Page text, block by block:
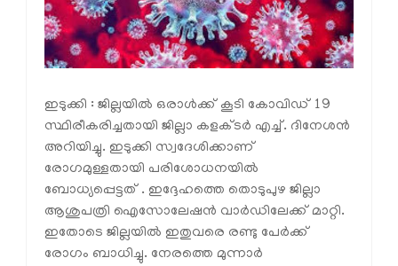
ഇടുക്കി : ജില്ലയില്‍ ഒരാള്‍ക്ക് കൂടി കോവിഡ് 19
സ്ഥിരീകരിച്ചതായി ജില്ലാ കളക്ടര്‍ എച്ച്. ദിനേശന്‍
അറിയിച്ചു. ഇടുക്കി സ്വദേശിക്കാണ്
രോഗമുള്ളതായി പരിശോധനയില്‍
ബോധ്യപ്പെട്ടത് . ഇദ്ദേഹത്തെ തൊടുപുഴ ജില്ലാ
ആശുപത്രി ഐസോലേഷന്‍ വാര്‍ഡിലേക്ക് മാറ്റി.
ഇതോടെ ജില്ലയില്‍ ഇതുവരെ രണ്ടു പേര്‍ക്ക്
രോഗം ബാധിച്ചു. നേരത്തെ മുന്നാര്‍